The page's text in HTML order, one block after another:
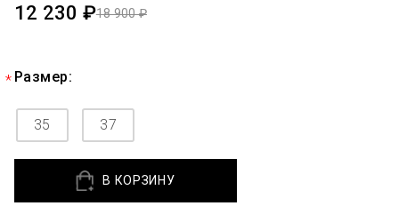
18 900 ₽
12 230 ₽
Размер:
35 37
В КОРЗИНУ